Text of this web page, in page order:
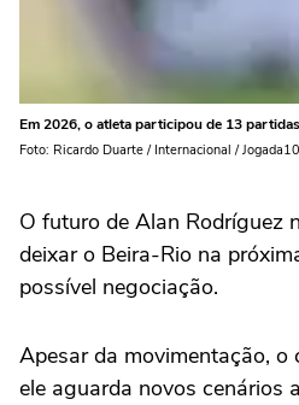
Em 2026, o atleta participou de 13
Foto: Ricardo Duarte / Internacional / Jogada10
O futuro de Alan Rodríguez
deixar o Beira-Rio na
possível negociação.
Apesar da movimentação,
ele aguarda novos cenários